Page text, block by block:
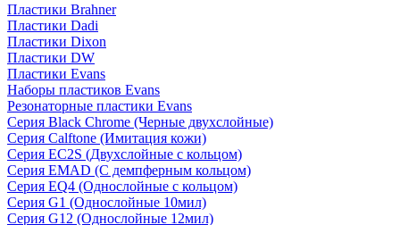
Пластики Brahner
Пластики Dadi
Пластики Dixon
Пластики DW
Пластики Evans
Наборы пластиков Evans
Резонаторные пластики Evans
Серия Black Chrome (Черные двухслойные)
Серия Calftone (Имитация кожи)
Серия EC2S (Двухслойные с кольцом)
Серия EMAD (С демпферным кольцом)
Серия EQ4 (Однослойные с кольцом)
Серия G1 (Однослойные 10мил)
Серия G12 (Однослойные 12мил)